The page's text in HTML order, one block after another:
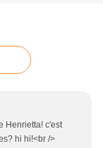
Henrietta! c'est
hi hi!<br />